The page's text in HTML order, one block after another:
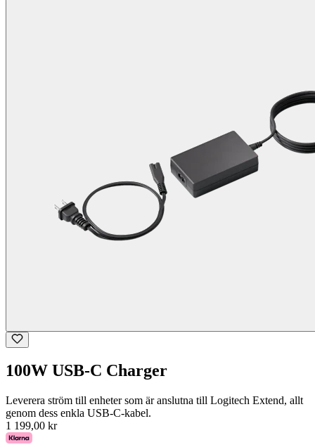
100W USB-C Charger
Leverera ström till enheter som är anslutna till Logitech Extend, allt
genom dess enkla USB-C-kabel.
1 199,00 kr